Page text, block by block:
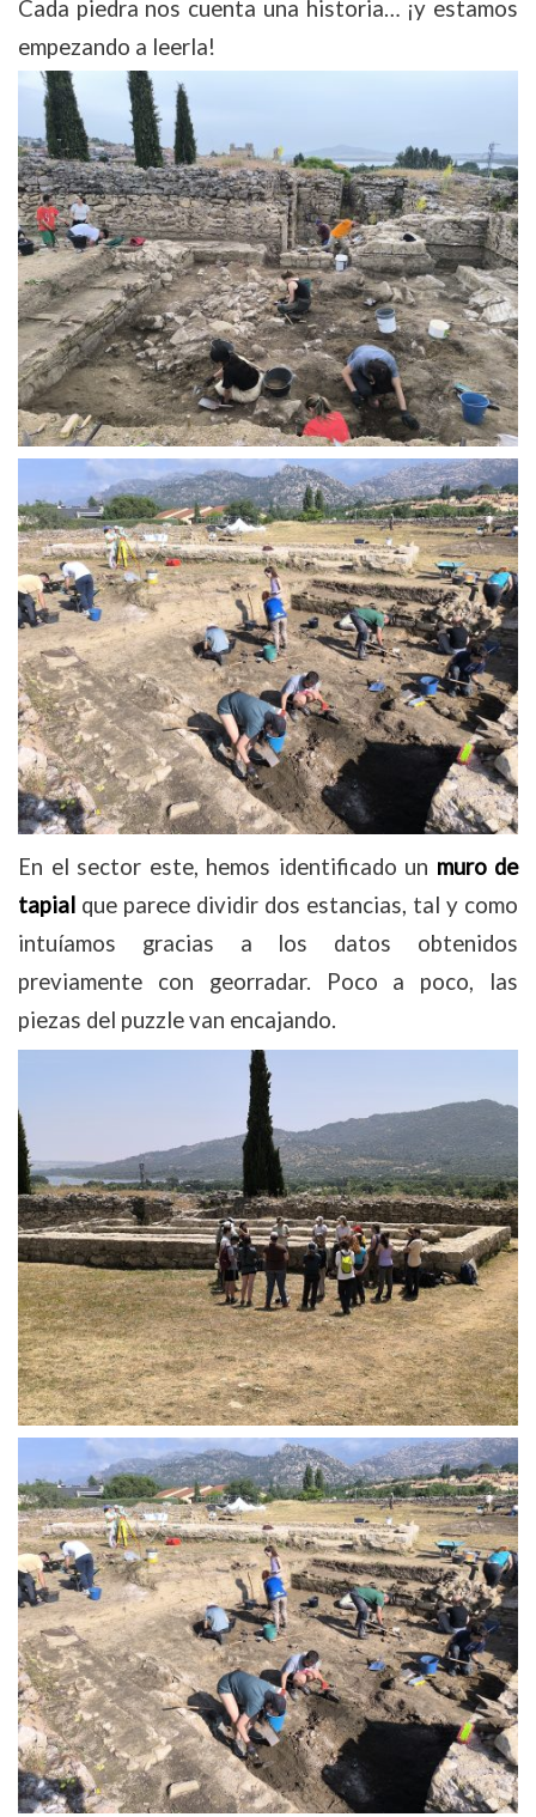
Cada piedra nos cuenta una historia… ¡y estamos
empezando a leerla!
En el sector este, hemos identificado un muro de
tapial que parece dividir dos estancias, tal y como
intuíamos gracias a los datos obtenidos
previamente con georradar. Poco a poco, las
piezas del puzzle van encajando.